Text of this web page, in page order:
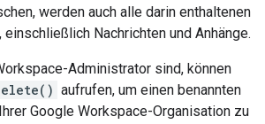
werden auch alle darin enthaltenen
Nachrichten und Anhänge.
Administrator sind, können
aufrufen, um einen benannten
Google Workspace-Organisation zu